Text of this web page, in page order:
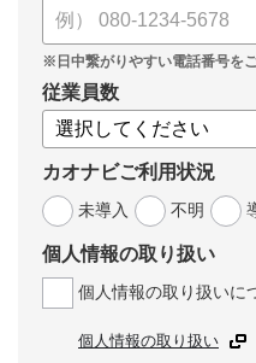
従業員数
カオナビご利用状況
未導入
不明
個人情報の取り扱い
個人情報の取り扱いに
個人情報の取り扱い